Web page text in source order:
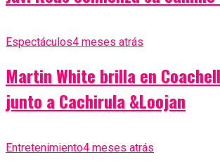
Espectáculos4 meses atrás
Martin White brilla en
junto a Cachirula &Loojan
Entretenimiento4 meses atrás